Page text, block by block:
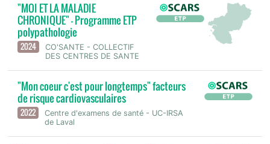
"MOI ET LA MALADIE
CHRONIQUE" - Programme ETP
polypathologie
2024
CO'SANTE - COLLECTIF
DES CENTRES DE SANTE
"Mon coeur c'est pour longtemps" facteurs
de risque cardiovasculaires
2022
Centre d'examens de santé - UC-IRSA
de Laval